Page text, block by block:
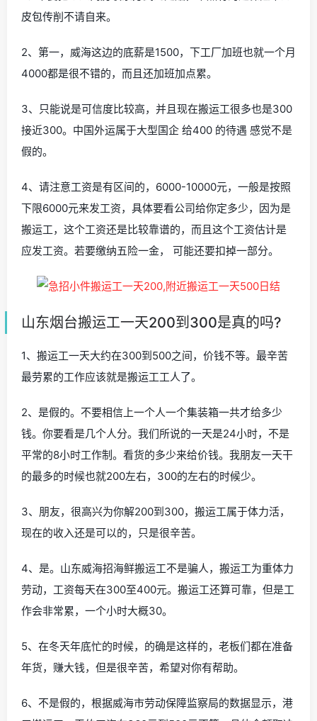
皮包传削不请自来。
2、第一，威海这边的底薪是1500，下工厂加班也就一个月
4000都是很不错的，而且还加班加点累。
3、只能说是可信度比较高，并且现在搬运工很多也是300
接近300。中国外运属于大型国企 给400 的待遇 感觉不是
假的。
4、请注意工资是有区间的，6000-10000元，一般是按照
下限6000元来发工资，具体要看公司给你定多少，因为是
搬运工，这个工资还是比较靠谱的，而且这个工资估计是
应发工资。若要缴纳五险一金， 可能还要扣掉一部分。
山东烟台搬运工一天200到300是真的吗?
1、搬运工一天大约在300到500之间，价钱不等。最辛苦
最劳累的工作应该就是搬运工工人了。
2、是假的。不要相信上一个人一个集装箱一共才给多少
钱。你要看是几个人分。我们所说的一天是24小时，不是
平常的8小时工作制。看货的多少来给价钱。我朋友一天干
的最多的时候也就200左右，300的左右的时候少。
3、朋友，很高兴为你解200到300，搬运工属于体力活，
现在的收入还是可以的，只是很辛苦。
4、是。山东威海招海鲜搬运工不是骗人，搬运工为重体力
劳动，工资每天在300至400元。搬运工还算可靠，但是工
作会非常累，一个小时大概30。
5、在冬天年底忙的时候，的确是这样的，老板们都在准备
年货，赚大钱，但是很辛苦，希望对你有帮助。
6、不是假的，根据威海市劳动保障监察局的数据显示，港